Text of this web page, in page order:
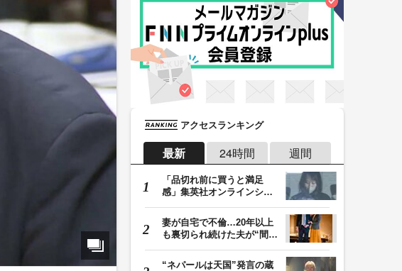
アクセスランキング
最新 24時間 週間
「品切れ前に買うと満足
感」集英社オンラインショ
妻が自宅で不倫…20年以上
も裏切られ続けた夫が“間
“ネパールは天国”発言の蔵